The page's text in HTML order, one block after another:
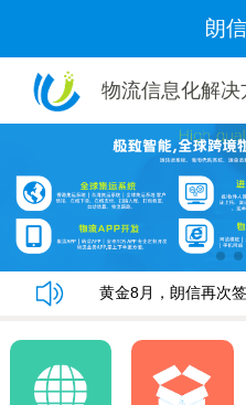
朗
物流信息化解
恭喜“好管家集运”与
朗信集运系统手机端
朗信集运系统与广州
黄金8月，朗信再次
朗信集运系统手机端
朗信集运系统与广州